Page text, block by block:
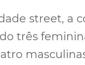
street, a
três